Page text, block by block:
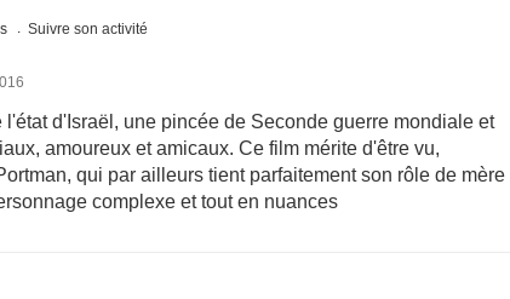
Suivre son activité
d'Israël, une pincée de Seconde guerre mondiale et
amoureux et amicaux. Ce film mérite d'être vu,
qui par ailleurs tient parfaitement son rôle de mère
complexe et tout en nuances